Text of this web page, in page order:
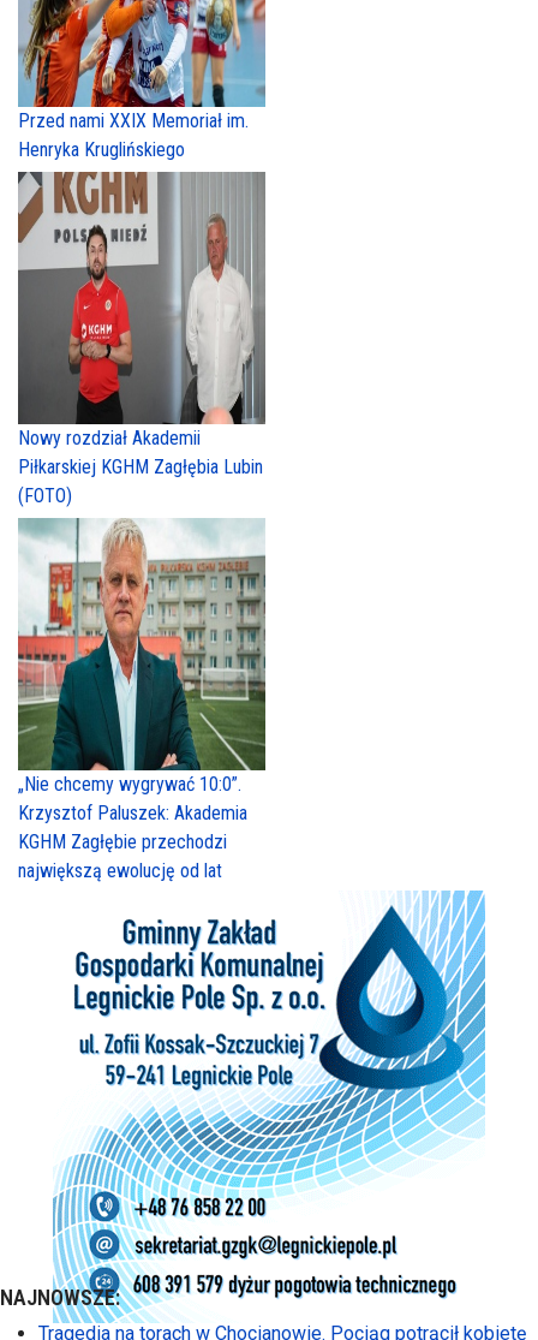
Przed nami XXIX Memoriał im.
Henryka Kruglińskiego
Nowy rozdział Akademii
Piłkarskiej KGHM Zagłębia Lubin
(FOTO)
„Nie chcemy wygrywać 10:0”.
Krzysztof Paluszek: Akademia
KGHM Zagłębie przechodzi
największą ewolucję od lat
NAJNOWSZE:
Tragedia na torach w Chocianowie. Pociąg potrącił kobietę